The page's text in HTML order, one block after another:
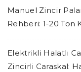
Manuel Zincir
Rehberi: 1-20 Ton
Elektrikli Halatlı
Zincirli Caraskal: